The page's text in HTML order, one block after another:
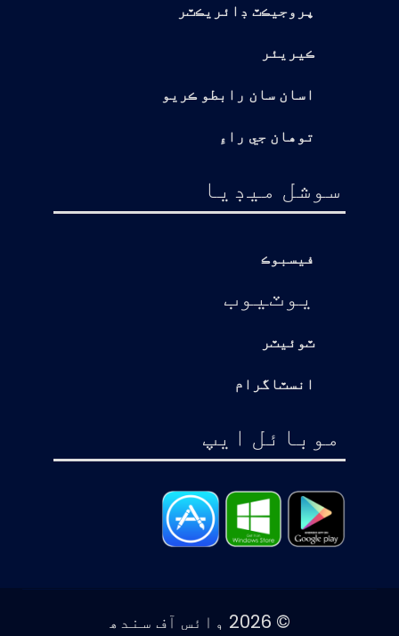
پروجيڪٽ ڊائريڪٽر
ڪيريئر
اسان سان رابطو ڪريو
توهان جي راءِ
سوشل ميڊيا
فيسبوڪ
يوٽيوب
ٽوئيٽر
انسٽاگرام
موبائل ايپ
© 2026 وائس آف سندھ